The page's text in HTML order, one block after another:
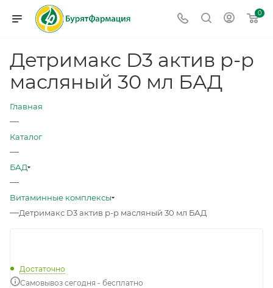
0
Детримакс D3 актив р-р
масляный 30 мл БАД
Главная
—
Каталог
—
БАД
—
Витаминные комплексы
—Детримакс D3 актив р-р масляный 30 мл БАД
Достаточно
Самовывоз сегодня - бесплатно